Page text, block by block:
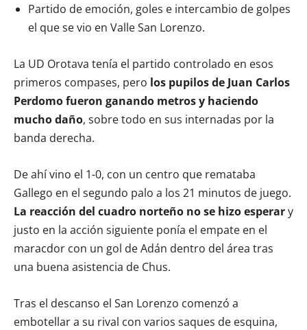
Partido de emoción, goles e intercambio de golpes
el que se vio en Valle San Lorenzo.
La UD Orotava tenía el partido controlado en esos
primeros compases, pero los pupilos de Juan Carlos
Perdomo fueron ganando metros y haciendo
mucho daño, sobre todo en sus internadas por la
banda derecha.
De ahí vino el 1-0, con un centro que remataba
Gallego en el segundo palo a los 21 minutos de juego.
La reacción del cuadro norteño no se hizo esperary
justo en la acción siguiente ponía el empate en el
maracdor con un gol de Adán dentro del área tras
una buena asistencia de Chus.
Tras el descanso el San Lorenzo comenzó a
embotellar a su rival con varios saques de esquina,